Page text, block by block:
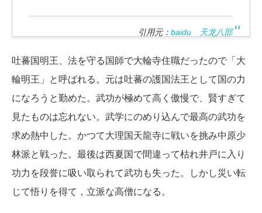
引用元： baidu 天龙八部
吐蕃国明王、法を守る国師で大輪寺住職だったので「大
輪明王」と呼ばれる。元は吐蕃の護国法王として国の力
になろうと勤めた。武功が極めて高く傲慢で、賢すぎて
見たものは忘れない。武学にのめり込んで最高の武功を
求め熱中した。かつて大理国天龍寺に戦いを挑み中原少
林派と戦った。最後は西夏国で間違って枯れ井戸に入り
功力を段誉に吸い取られて武功も失った。しかし災い転
じて悟りを得て，立派な高僧になる。